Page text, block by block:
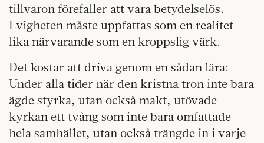
tillvaron förefaller att vara betydelselös.
Evigheten måste uppfattas som en realitet
lika närvarande som en kroppslig värk.
Det kostar att driva genom en sådan lära:
Under alla tider när den kristna tron inte bara
ägde styrka, utan också makt, utövade
kyrkan ett tvång som inte bara omfattade
hela samhället, utan också trängde in i varje